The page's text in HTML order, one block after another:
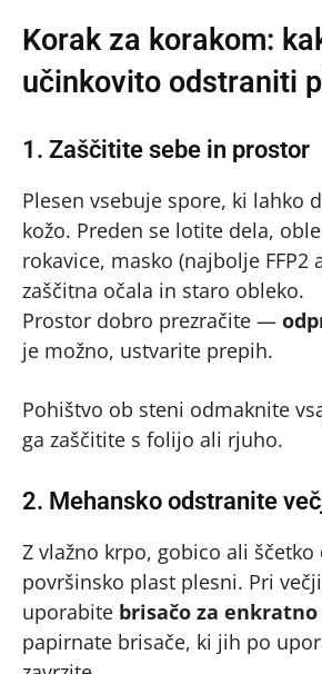
Korak za korakom:
učinkovito odstraniti
1. Zaščitite sebe in prostor
Plesen vsebuje spore, ki lahko
kožo. Preden se lotite dela,
rokavice, masko (najbolje FFP2
zaščitna očala in staro obleko.
Prostor dobro prezračite —
je možno, ustvarite prepih.
Pohištvo ob steni odmaknite
ga zaščitite s folijo ali rjuho.
2. Mehansko odstranite
Z vlažno krpo, gobico ali
površinsko plast plesni. Pri
uporabite brisačo za
papirnate brisače, ki jih po